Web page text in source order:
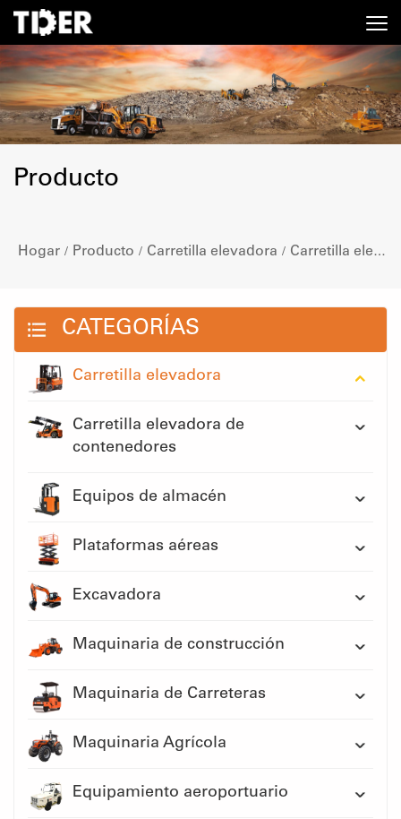
Producto
Hogar / Producto / Carretilla elevadora / Carretilla elevadora de litio
CATEGORÍAS
Carretilla elevadora
Carretilla elevadora de
contenedores
Equipos de almacén
Plataformas aéreas
Excavadora
Maquinaria de construcción
Maquinaria de Carreteras
Maquinaria Agrícola
Equipamiento aeroportuario